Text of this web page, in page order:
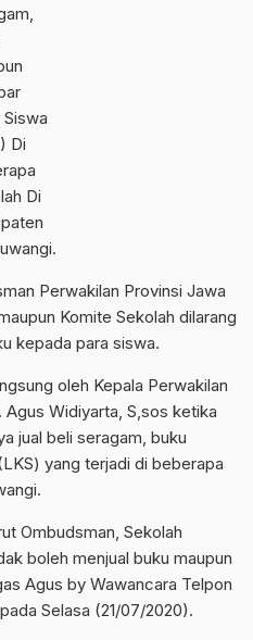
Siswa
Di
Di
Perwakilan Provinsi Jawa
Komite Sekolah dilarang
kepada para siswa.
oleh Kepala Perwakilan
Widiyarta, S,sos ketika
jual beli seragam, buku
yang terjadi di beberapa
Ombudsman, Sekolah
boleh menjual buku maupun
Agus by Wawancara Telpon
Selasa (21/07/2020).